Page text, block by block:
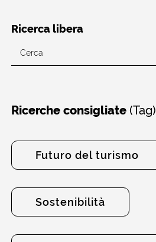
Ricerca libera
Ricerche consigliate(Tag)
Futuro del turismo
Sostenibilità